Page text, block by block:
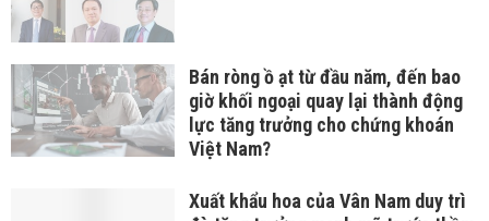
Bán ròng ồ ạt từ đầu năm, đến bao
giờ khối ngoại quay lại thành động
lực tăng trưởng cho chứng khoán
Việt Nam?
Xuất khẩu hoa của Vân Nam duy trì